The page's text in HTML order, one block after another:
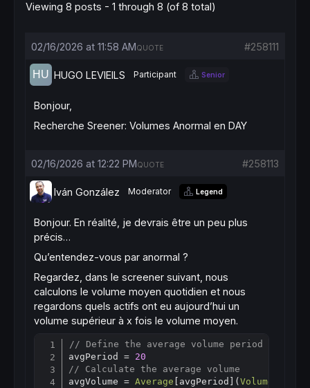
Viewing 8 posts - 1 through 8 (of 8 total)
02/16/2026 at 11:58 AM #258111
QUOTE
HUGO LEVIEILS Participant Senior
Bonjour,
Recherche Sreener: Volumes Anormal en DAY
02/16/2026 at 12:22 PM #258113
QUOTE
Iván González Moderator Legend
Bonjour. En réalité, je devrais être un peu plus
précis…
Qu’entendez-vous par anormal ?
Regardez, dans le screener suivant, nous
calculons le volume moyen quotidien et nous
regardons quels actifs ont eu aujourd’hui un
volume supérieur à x fois le volume moyen.
// Define the average volume period
avgPeriod = 20
// Calculate the average volume
avgVolume = Average avgPeriod](Volume
Copy